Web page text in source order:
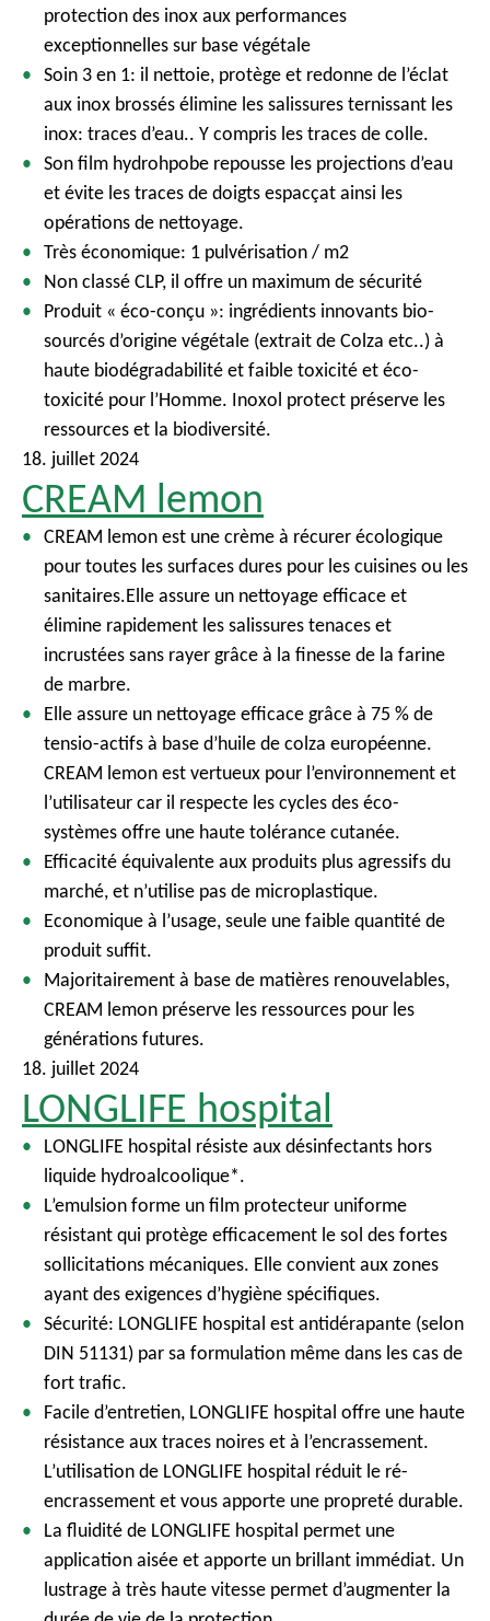
protection des inox aux performances
exceptionnelles sur base végétale
Soin 3 en 1: il nettoie, protège et redonne de l’éclat
aux inox brossés élimine les salissures ternissant les
inox: traces d’eau.. Y compris les traces de colle.
Son film hydrohpobe repousse les projections d’eau
et évite les traces de doigts espacçat ainsi les
opérations de nettoyage.
Très économique: 1 pulvérisation / m2
Non classé CLP, il offre un maximum de sécurité
Produit « éco-conçu »: ingrédients innovants bio-
sourcés d’origine végétale (extrait de Colza etc..) à
haute biodégradabilité et faible toxicité et éco-
toxicité pour l’Homme. Inoxol protect préserve les
ressources et la biodiversité.
18. juillet 2024
CREAM lemon
CREAM lemon est une crème à récurer écologique
pour toutes les surfaces dures pour les cuisines ou les
sanitaires.Elle assure un nettoyage efficace et
élimine rapidement les salissures tenaces et
incrustées sans rayer grâce à la finesse de la farine
de marbre.
Elle assure un nettoyage efficace grâce à 75 % de
tensio-actifs à base d’huile de colza européenne.
CREAM lemon est vertueux pour l’environnement et
l’utilisateur car il respecte les cycles des éco-
systèmes offre une haute tolérance cutanée.
Efficacité équivalente aux produits plus agressifs du
marché, et n’utilise pas de microplastique.
Economique à l’usage, seule une faible quantité de
produit suffit.
Majoritairement à base de matières renouvelables,
CREAM lemon préserve les ressources pour les
générations futures.
18. juillet 2024
LONGLIFE hospital
LONGLIFE hospital résiste aux désinfectants hors
liquide hydroalcoolique*.
L’emulsion forme un film protecteur uniforme
résistant qui protège efficacement le sol des fortes
sollicitations mécaniques. Elle convient aux zones
ayant des exigences d’hygiène spécifiques.
Sécurité: LONGLIFE hospital est antidérapante (selon
DIN 51131) par sa formulation même dans les cas de
fort trafic.
Facile d’entretien, LONGLIFE hospital offre une haute
résistance aux traces noires et à l’encrassement.
L’utilisation de LONGLIFE hospital réduit le ré-
encrassement et vous apporte une propreté durable.
La fluidité de LONGLIFE hospital permet une
application aisée et apporte un brillant immédiat. Un
lustrage à très haute vitesse permet d’augmenter la